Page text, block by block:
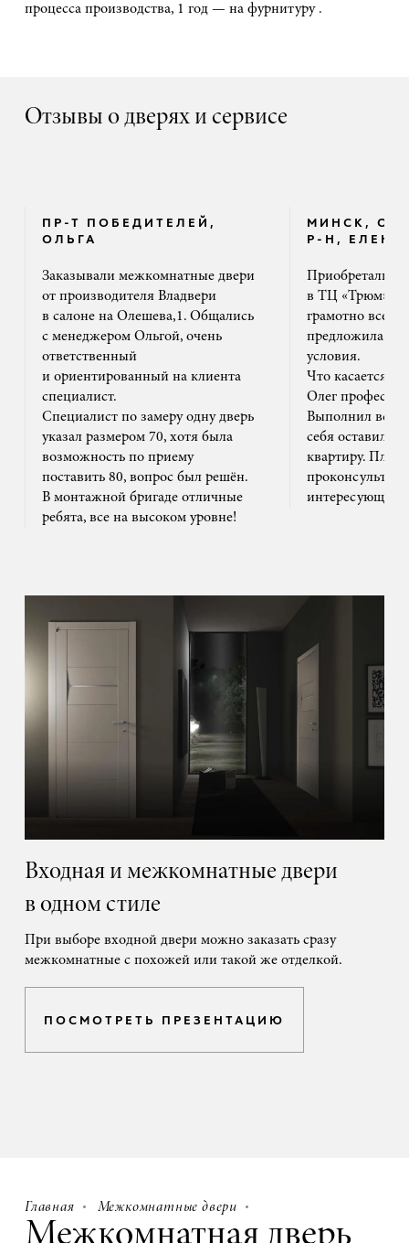
процесса производства, 1 год — на фурнитуру .
Отзывы о дверях и сервисе
ПР-Т ПОБЕДИТЕЛЕЙ,
ОЛЬГА
Заказывали межкомнатные двери
от производителя Владвери
в салоне на Олешева,1. Общались
с менеджером Ольгой, очень
ответственный
и ориентированный на клиента
специалист.
Специалист по замеру одну дверь
указал размером 70, хотя была
возможность по приему
поставить 80, вопрос был решён.
В монтажной бригаде отличные
ребята, все на высоком уровне!
МИНСК,
Р-Н, ЕЛЕНА
Приобретали
в ТЦ «Трюм».
грамотно все
предложила
условия.
Что касается
Олег
Выполнил все
себя оставил
квартиру. Плюс
интересующим
Входная и межкомнатные двери
в одном стиле
При выборе входной двери можно заказать сразу
межкомнатные с похожей или такой же отделкой.
ПОСМОТРЕТЬ ПРЕЗЕНТАЦИЮ
Главная Межкомнатные двери